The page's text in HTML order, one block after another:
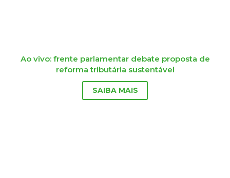
Ao vivo: frente parlamentar debate proposta de
reforma tributária sustentável
SAIBA MAIS